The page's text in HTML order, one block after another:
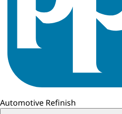
Automotive Refinish